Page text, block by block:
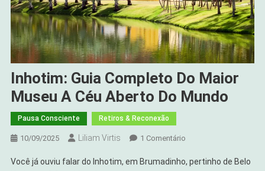
Inhotim: Guia Completo Do Maior
Museu A Céu Aberto Do Mundo
Pausa Consciente Retiros & Reconexão
10/09/2025 Liliam Virtis 1 ComentárioEm
Guia
Você já ouviu falar do Inhotim, em Brumadinho, pertinho de Belo